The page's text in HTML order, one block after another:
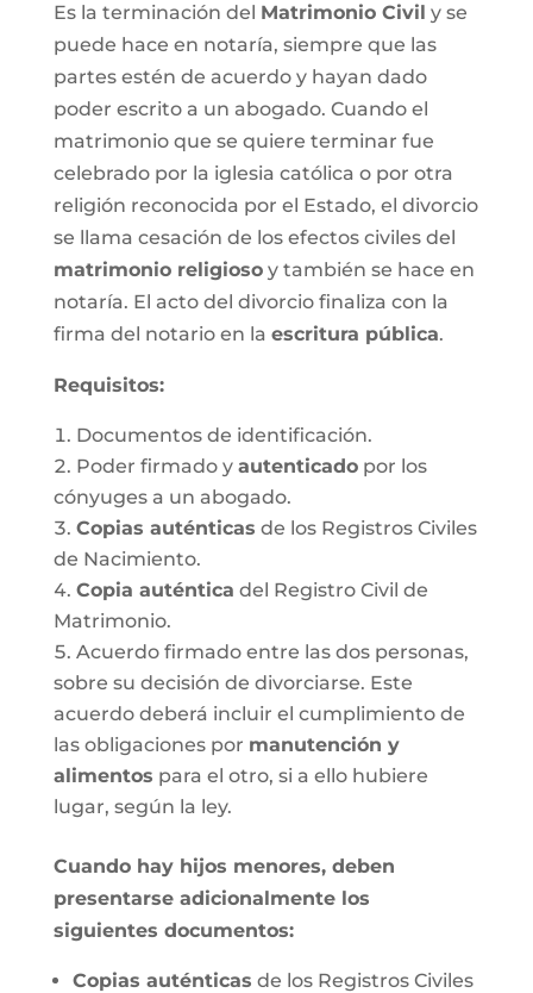
Es la terminación del Matrimonio Civil y se
puede hace en notaría, siempre que las
partes estén de acuerdo y hayan dado
poder escrito a un abogado. Cuando el
matrimonio que se quiere terminar fue
celebrado por la iglesia católica o por otra
religión reconocida por el Estado, el divorcio
se llama cesación de los efectos civiles del
matrimonio religiosoy también se hace en
notaría. El acto del divorcio finaliza con la
firma del notario en la escritura pública.
Requisitos:
Documentos de identificación.
Poder firmado y autenticadopor los
cónyuges a un abogado.
Copias auténticas de los Registros Civiles
de Nacimiento.
Copia auténtica del Registro Civil de
Matrimonio.
Acuerdo firmado entre las dos personas,
sobre su decisión de divorciarse. Este
acuerdo deberá incluir el cumplimiento de
las obligaciones por manutención y
alimentos para el otro, si a ello hubiere
lugar, según la ley.
Cuando hay hijos menores, deben
presentarse adicionalmente los
siguientes documentos:
Copias auténticas de los Registros Civiles